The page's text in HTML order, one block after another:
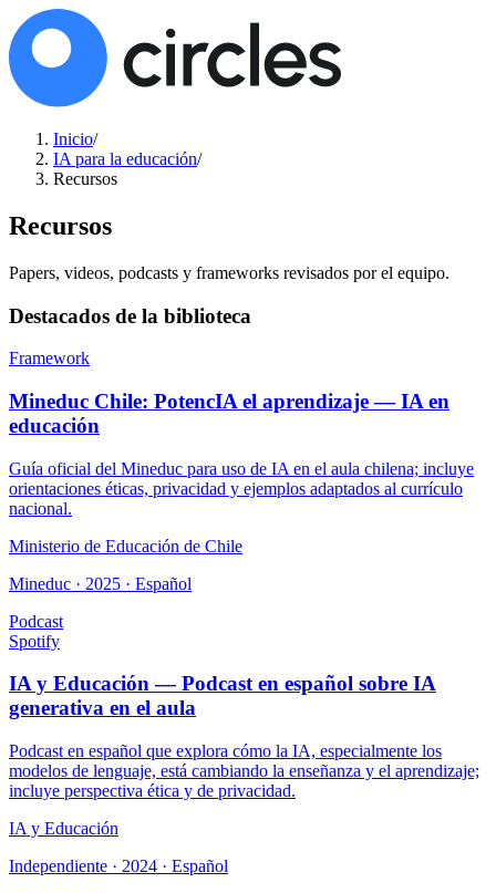
Inicio/
IA para la educación/
Recursos
Recursos
Papers, videos, podcasts y frameworks revisados por el equipo.
Destacados de la biblioteca
Framework
Mineduc Chile: PotencIA el aprendizaje — IA en
educación
Guía oficial del Mineduc para uso de IA en el aula chilena; incluye
orientaciones éticas, privacidad y ejemplos adaptados al currículo
nacional.
Ministerio de Educación de Chile
Mineduc · 2025 · Español
Podcast
Spotify
IA y Educación — Podcast en español sobre IA
generativa en el aula
Podcast en español que explora cómo la IA, especialmente los
modelos de lenguaje, está cambiando la enseñanza y el aprendizaje;
incluye perspectiva ética y de privacidad.
IA y Educación
Independiente · 2024 · Español